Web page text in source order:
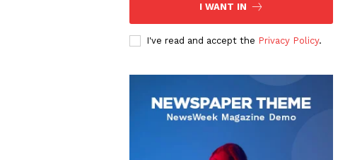
I WANT IN
I've read and accept the Privacy Policy.